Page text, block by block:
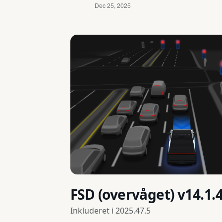
FSD (overvåget)
Inkluderet i 2025.47.5